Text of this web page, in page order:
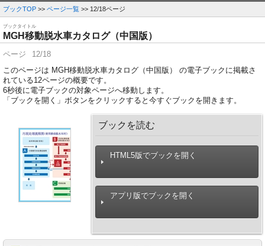
ブックTOP >> ページ一覧 >> 12/18ページ
ブックタイトル
MGH移動脱水車カタログ（中国版）
ページ
12/18
このページは MGH移動脱水車カタログ（中国版） の電子ブックに掲載さ
れている12ページの概要です。
6秒後に電子ブックの対象ページへ移動します。
「ブックを開く」ボタンをクリックすると今すぐブックを開きます。
ブックを読む
HTML5版でブックを開く
アプリ版でブックを開く